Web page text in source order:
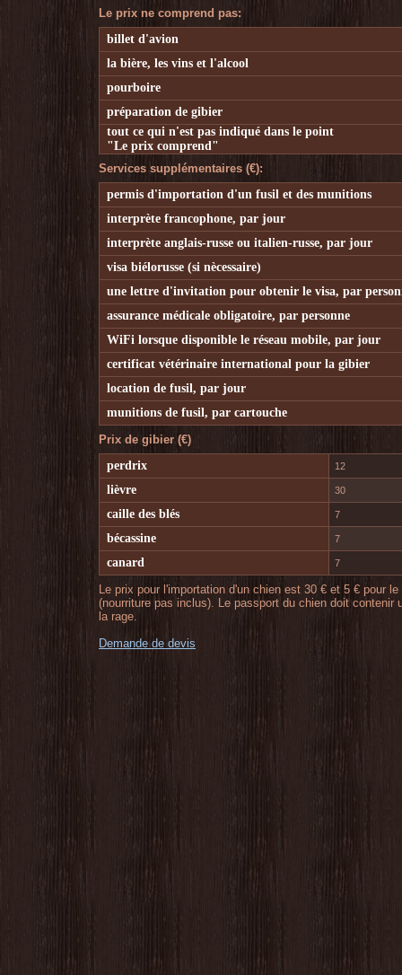
Le prix ne comprend pas:
billet d'avion
la bière, les vins et l'alcool
pourboire
préparation de gibier
tout ce qui n'est pas indiqué dans le point
"Le prix comprend"
Services supplémentaires (€):
permis d'importation d'un fusil et des munitions
interprète francophone, par jour
interprète anglais-russe ou italien-russe, par jour
visa biélorusse (si nècessaire)
une lettre d'invitation pour obtenir le visa, par
assurance médicale obligatoire, par personne
WiFi lorsque disponible le réseau mobile, par jour
certificat vétérinaire international pour la gibier
location de fusil, par jour
munitions de fusil, par cartouche
Prix de gibier (€)
perdrix
12
lièvre 30
caille des blés 7
bécassine 7
canard 7
Le prix pour l'importation d'un chien est 30 € et 5 € pour
(nourriture pas inclus). Le passport du chien doit contenir
la rage.
Demande de devis